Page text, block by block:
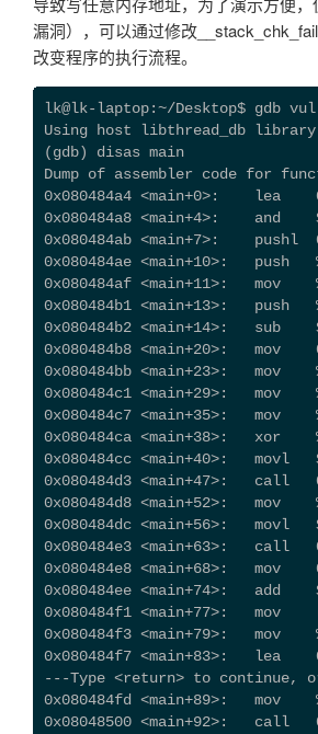
漏洞），可以通过修改
改变程序的执行流程。
lk@lk-laptop:~/Desktop$ gdb
Using host libthread_db
(gdb) disas main
Dump of assembler code for
0x080484a4 <main+0>:    lea
0x080484a8 <main+4>:    and
0x080484ab <main+7>:
0x080484ae <main+10>:   push
0x080484af <main+11>:   mov
0x080484b1 <main+13>:   push
0x080484b2 <main+14>:   sub
0x080484b8 <main+20>:   mov
0x080484bb <main+23>:   mov
0x080484c1 <main+29>:   mov
0x080484c7 <main+35>:   mov
0x080484ca <main+38>:   xor
0x080484cc <main+40>:   movl
0x080484d3 <main+47>:   call
0x080484d8 <main+52>:   mov
0x080484dc <main+56>:   movl
0x080484e3 <main+63>:   call
0x080484e8 <main+68>:   mov
0x080484ee <main+74>:   add
0x080484f1 <main+77>:   mov
0x080484f3 <main+79>:   mov
0x080484f7 <main+83>:   lea
---Type <return> to continue,
0x080484fd <main+89>:   mov
0x08048500 <main+92>:   call